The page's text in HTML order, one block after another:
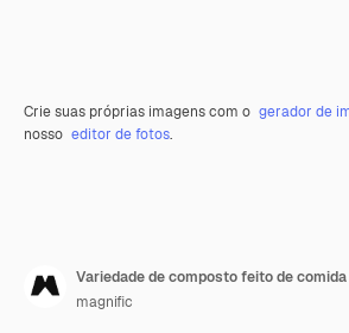
Crie suas próprias imagens com o gerador de
nosso editor de fotos.
Variedade de composto feito de
magnific